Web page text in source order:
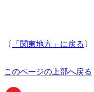
〔 「関東地方」に戻る 〕
このページの上部へ戻る